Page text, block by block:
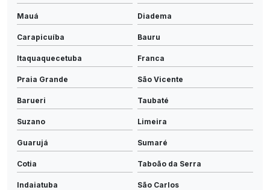
Mauá Diadema
Carapicuíba Bauru
Itaquaquecetuba Franca
Praia Grande São Vicente
Barueri Taubaté
Suzano Limeira
Guarujá Sumaré
Cotia Taboão da Serra
Indaiatuba São Carlos